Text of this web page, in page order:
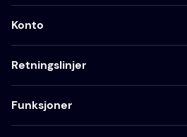
Konto
Retningslinjer
Funksjoner